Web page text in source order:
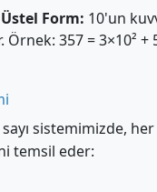
Form: 10'un
Örnek: 357 = 3×10² +
sistemimizde,
temsil eder: